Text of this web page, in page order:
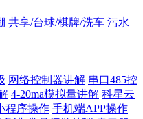
共享/台球/棋牌/洗车 污水
网络控制器讲解 串口485控
4-20ma模拟量讲解 科星云
程序操作 手机端APP操作